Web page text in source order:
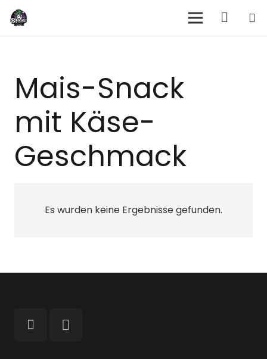
Mais-Snack
mit Käse-
Geschmack
Es wurden keine Ergebnisse gefunden.